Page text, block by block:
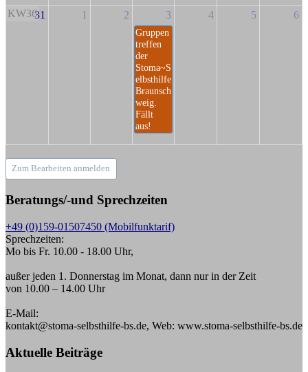
KW3631 1 2 3
Gruppen
treffen
der
Stoma~S
elbsthilfe
Braunsch
weig.
Fällt
aus!
4 5 6
Zum Bearbeiten anmelden
Beratungs/-und Sprechzeiten
+49 (0)159-01507450 (Mobilfunktarif)
Sprechzeiten:
Mo bis Fr. 10.00 - 18.00 Uhr,
außer jeden 1. Donnerstag im Monat, dann nur in der Zeit
von 10.00 – 14.00 Uhr
E-Mail:
kontakt@stoma-selbsthilfe-bs.de, Web: www.stoma-selbsthilfe-bs.de
Aktuelle Beiträge